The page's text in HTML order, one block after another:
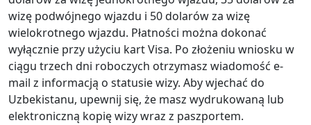
wizę podwójnego wjazdu i 50 dolarów za wizę
wielokrotnego wjazdu. Płatności można dokonać
wyłącznie przy użyciu kart Visa. Po złożeniu wniosku w
ciągu trzech dni roboczych otrzymasz wiadomość e-
mail z informacją o statusie wizy. Aby wjechać do
Uzbekistanu, upewnij się, że masz wydrukowaną lub
elektroniczną kopię wizy wraz z paszportem.